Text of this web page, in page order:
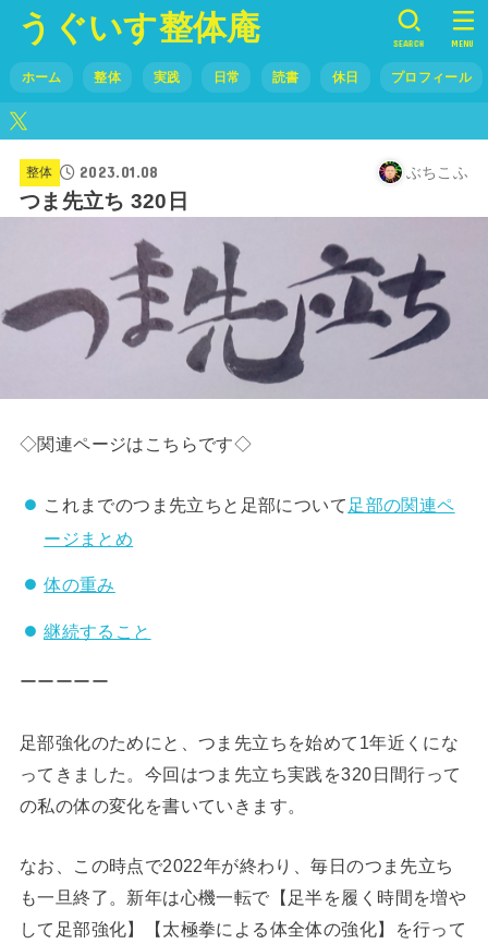
うぐいす整体庵
ホーム 整体 実践 日常 読書 休日 プロフィール
SEARCH MENU
整体 2023.01.08 ぶちこふ
つま先立ち 320日
◇関連ページはこちらです◇
これまでのつま先立ちと足部について 足部の関連ペ
ージまとめ
体の重み
継続すること
ーーーーー
足部強化のためにと、つま先立ちを始めて1年近くにな
ってきました。今回はつま先立ち実践を320日間行って
の私の体の変化を書いていきます。
なお、この時点で2022年が終わり、毎日のつま先立ち
も一旦終了。新年は心機一転で【足半を履く時間を増や
して足部強化】【太極拳による体全体の強化】を行って